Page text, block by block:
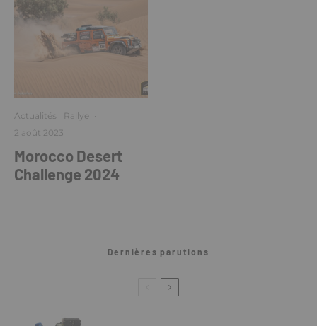
Actualités Rallye ·
2 août 2023
Morocco Desert
Challenge 2024
Dernières parutions